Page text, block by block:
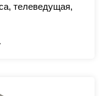
телеведущая,